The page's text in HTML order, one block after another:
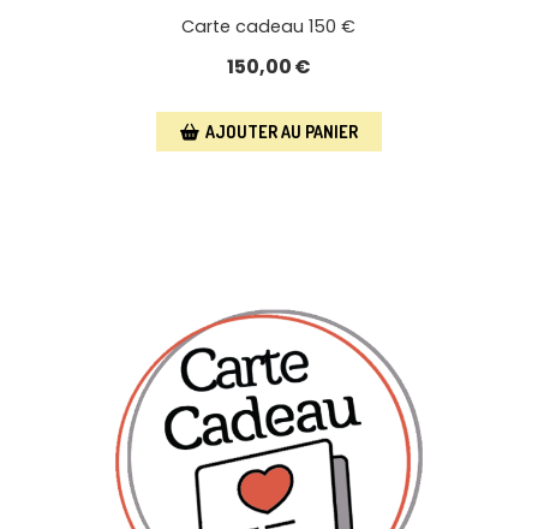
Carte cadeau 150 €
150,00€
AJOUTER AU PANIER